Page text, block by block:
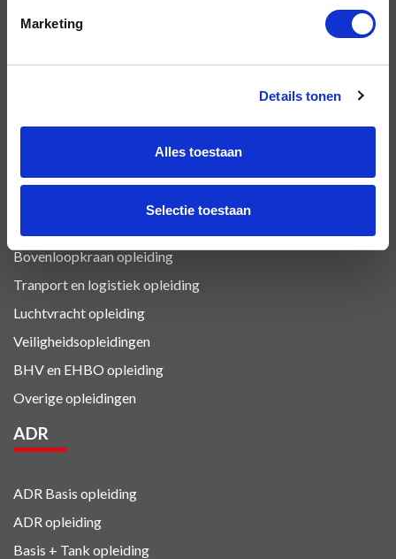
Marketing
Details tonen
Alles toestaan
Selectie toestaan
OPLEIDINGEN
Heftruck certificaat
Bovenloopkraan opleiding
Tranport en logistiek opleiding
Luchtvrachtopleiding
Veiligheidsopleidingen
BHV en EHBO opleiding
Overige opleidingen
ADR
ADR Basis opleiding
ADR opleiding
Basis + Tank opleiding